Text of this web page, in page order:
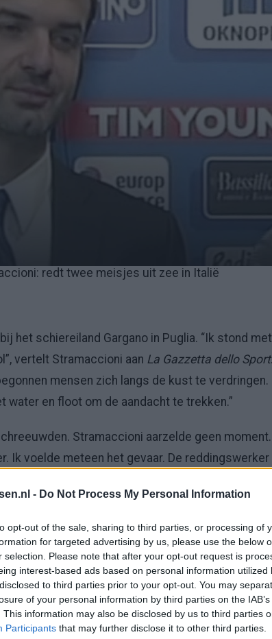
- Do Not Process My Personal Information
opt-out of the sale, sharing to third parties, or processing of
for targeted advertising by us, please use the below
selection. Please note that after your opt-out request is
interest-based ads based on personal information utilized
to third parties prior to your opt-out. You may
of your personal information by third parties on the
This information may also be disclosed by us to third parties
Participants that may further disclose it to other third parties.
redt twee meisjes uit zee in Italië
het schiereiland Gargano in Puglia. “Ik stond met
vertelt Stramaccioni aan La Gazzetta dello Sport.
mensen zich langs de kust te verdringen.
water en floot om de aandacht te trekken.”
Stramaccioni aarzelde geen moment.
Ik voelde meteen het gevaar. De reddingswerker
“Integendeel, ik heb het op een gegeven
iemand met de fysieke en mentale
voelde ik me gedwongen in te grijpen.”
op de eerste zwemmer af. “Zodra ik haar zag,